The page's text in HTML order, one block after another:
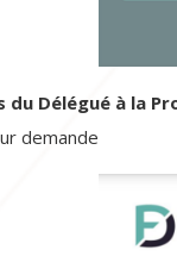
du Délégué à la
demande